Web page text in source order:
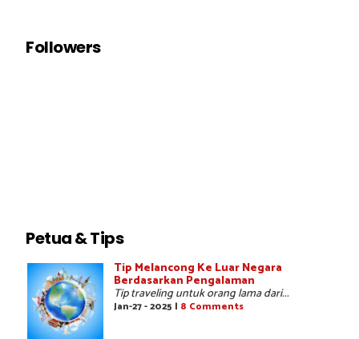
Followers
Petua & Tips
Tip Melancong Ke Luar Negara
Berdasarkan Pengalaman
Tip traveling untuk orang lama dari...
Jan-27 - 2025 | 8 Comments